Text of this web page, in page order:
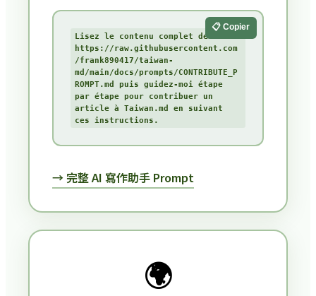
Lisez le contenu complet de
https://raw.githubusercontent.com
/frank890417/taiwan-
md/main/docs/prompts/CONTRIBUTE_P
ROMPT.md puis guidez-moi étape
par étape pour contribuer un
article à Taiwan.md en suivant
ces instructions.
📋 Copier
→ 完整 AI 寫作助手 Prompt
🌍